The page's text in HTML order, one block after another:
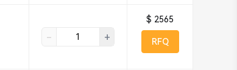
- +
$ 2565
RFQ